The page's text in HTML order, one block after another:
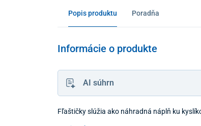
Popis produktu Poradňa
Informácie o produkte
AI súhrn
Fľaštičky slúžia ako náhradná náplň ku